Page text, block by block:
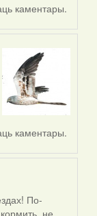
каментары.
каментары.
По-
не